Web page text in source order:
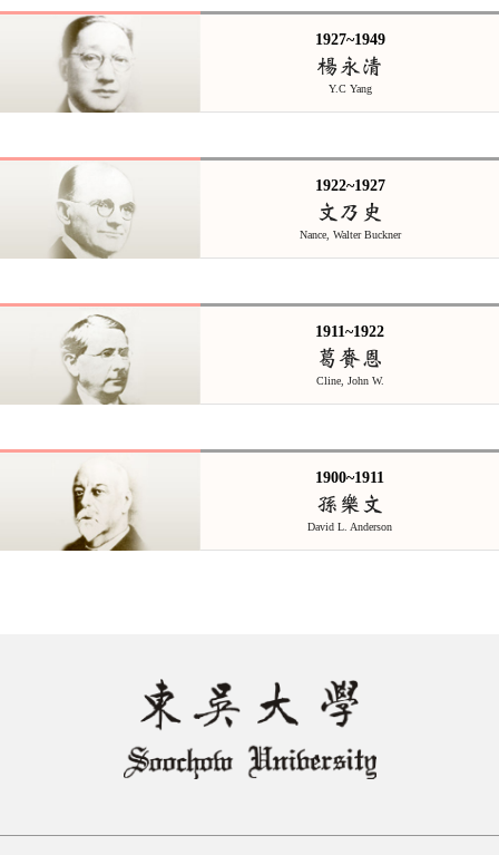
1927~1949
楊永清
Y.C Yang
1922~1927
文乃史
Nance, Walter Buckner
1911~1922
葛賚恩
Cline, John W.
1900~1911
孫樂文
David L. Anderson